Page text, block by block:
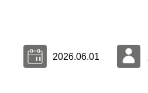
2026.06.01